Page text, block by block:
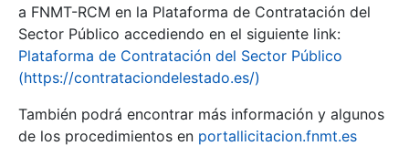
a FNMT-RCM en la Plataforma de Contratación del
Sector Público accediendo en el siguiente link:
Plataforma de Contratación del Sector Público
(https://contrataciondelestado.es/)
También podrá encontrar más información y algunos
de los procedimientos en portallicitacion.fnmt.es